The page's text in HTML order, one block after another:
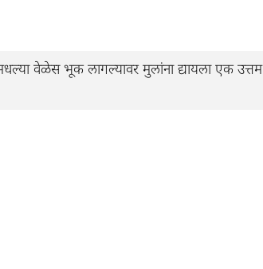
वेळेस भूक लागल्यावर मुलांना द्यायला एक उत्तम